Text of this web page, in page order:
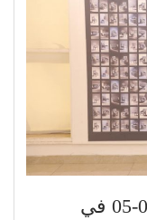
صورة واتساب بتاريخ 2025-06-05 في